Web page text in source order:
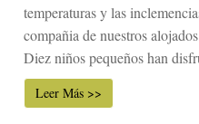
temperaturas y las
compañia de nuestros
Diez niños pequeños han
Leer Más >>